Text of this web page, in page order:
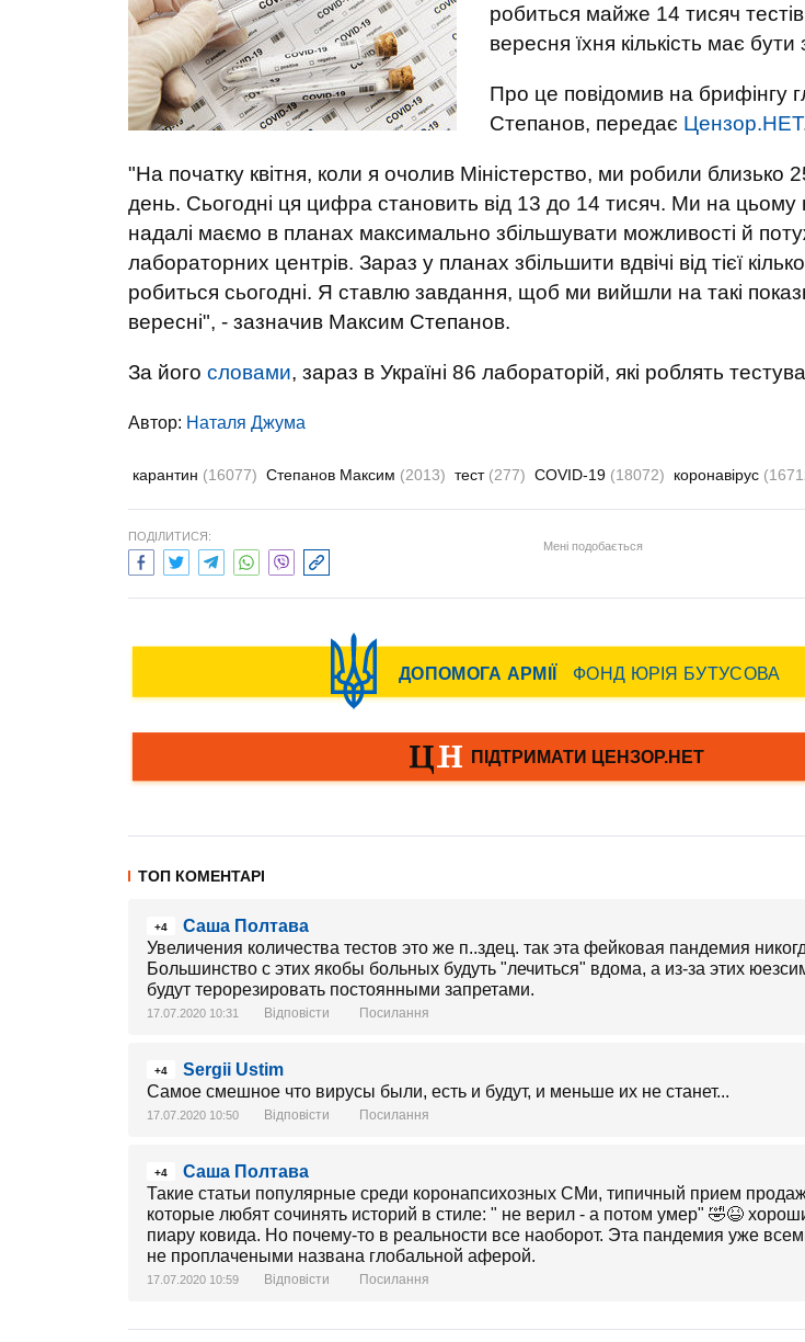
робиться майже 14 тисяч
вересня їхня кількість має бути
Про це повідомив на брифінгу
Степанов, передає Цензор.НЕТ
"На початку квітня, коли я очолив Міністерство, ми робили близько
день. Сьогодні ця цифра становить від 13 до 14 тисяч. Ми на цьому
надалі маємо в планах максимально збільшувати можливості й
лабораторних центрів. Зараз у планах збільшити вдвічі від тієї
робиться сьогодні. Я ставлю завдання, щоб ми вийшли на такі
вересні", - зазначив Максим Степанов.
За його словами, зараз в Україні 86 лабораторій, які роблять
Автор: Наталя Джума
карантин (16077) Степанов Максим (2013) тест (277) COVID-19 (18072) коронавірус
ПОДІЛИТИСЯ:
Мені подобається
ТОП КОМЕНТАРІ
+4
Саша Полтава
Увеличения количества тестов это же п..здец. так эта фейковая пандемия
Большинство с этих якобы больных будуть "лечиться" вдома, а из-за этих
будут терорезировать постоянными запретами.
17.07.2020 10:31 Відповісти Посилання
+4
Sergii Ustim
Самое смешное что вирусы были, есть и будут, и меньше их не станет...
17.07.2020 10:50 Відповісти Посилання
+4
Саша Полтава
Такие статьи популярные среди коронапсихозных СМи, типичный прием
которые любят сочинять историй в стиле: " не верил - а потом умер" 🤣😆
пиару ковида. Но почему-то в реальности все наоборот. Эта пандемия уже
не проплачеными названа глобальной аферой.
17.07.2020 10:59 Відповісти Посилання